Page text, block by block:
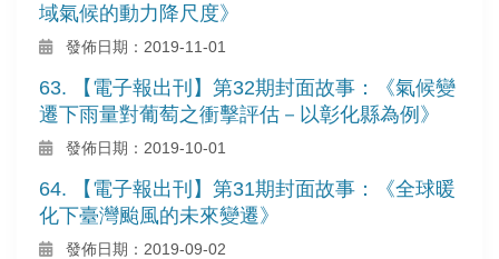
域氣候的動力降尺度》
發佈日期：2019-11-01
63. 【電子報出刊】第32期封面故事：《氣候變
遷下雨量對葡萄之衝擊評估－以彰化縣為例》
發佈日期：2019-10-01
64. 【電子報出刊】第31期封面故事：《全球暖
化下臺灣颱風的未來變遷》
發佈日期：2019-09-02